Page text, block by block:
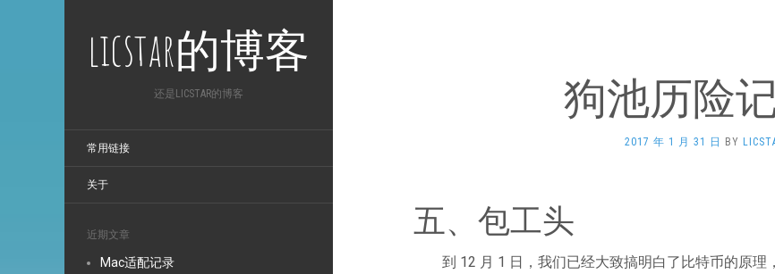
licstar的博客
还是LICSTAR的博客
常用链接
关于
近期文章
Mac适配记录
狗池历险记
2017 年 1 月 31 日 BY
五、包工头
到 12 月 1 日，我们已经大致搞明白了比特币的原理